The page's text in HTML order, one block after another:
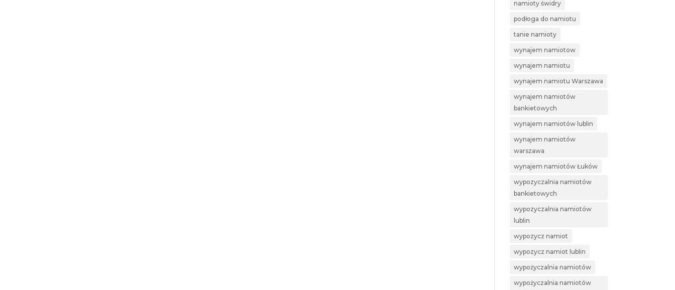
namioty świdry
podłoga do namiotu
tanie namioty
wynajem namiotow
wynajem namiotu
wynajem namiotu Warszawa
wynajem namiotów
bankietowych
wynajem namiotów lublin
wynajem namiotów
warszawa
wynajem namiotów Łuków
wypozyczalnia namiotów
bankietowych
wypozyczalnia namiotów
lublin
wypozycz namiot
wypozycz namiot lublin
wypożyczalnia namiotów
wypożyczalnia namiotów